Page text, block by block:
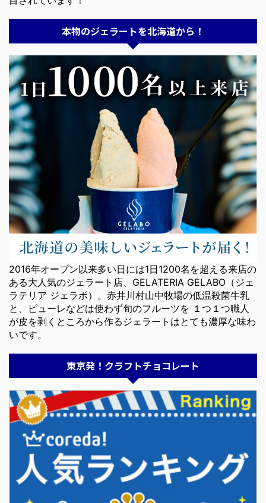
本物のジェラートを北海道から！
2016年オープン以来多い日には1日1200名を超える来店の
ある大人気のジェラート店、GELATERIA GELABO（ジェ
ラテリア ジェラボ）。赤井川村山中牧場の低温殺菌牛乳
と、ピューレなどは使わず旬のフルーツを １つ１つ職人
が皮を剥くところから作るジェラートはとても濃厚な味わ
いです。
東京発！クラフトチョコレート